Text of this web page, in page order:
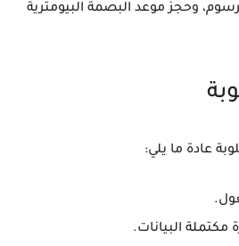
وحجز موعد البصمة البيومترية
عادة ما يلي:
البيانات.